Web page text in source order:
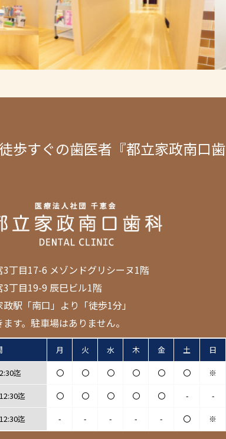
歩すぐの歯医者『都立家政南口歯
丁目17-6 メゾンドグリシーヌ1階
丁目19-9 辰巳ビル1階
駅「南口」より「徒歩1分」
す。駐車場はありません。
月 火 水 木 金 土 日
迄 〇 〇 〇 〇 〇 〇 ※
迄 〇 〇 〇 〇 〇 - -
迄 - - - - - 〇 ※